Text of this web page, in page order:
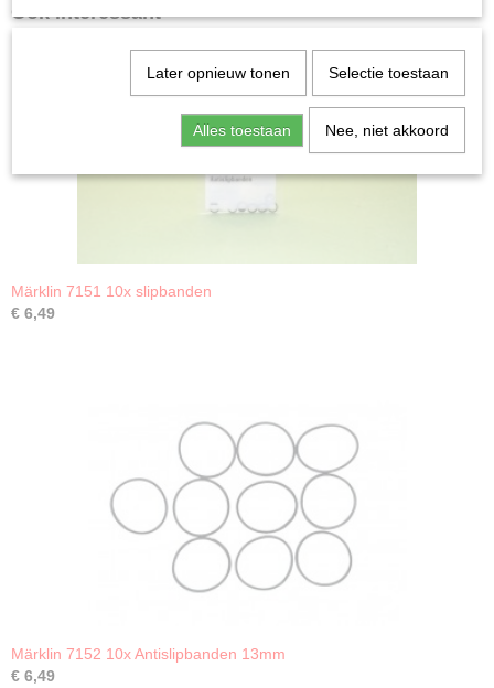
Ook interessant
Märklin 7151 10x slipbanden
€ 6,49
Märklin 7152 10x Antislipbanden 13mm
€ 6,49
Later opnieuw tonen Selectie toestaan
Alles toestaan Nee, niet akkoord